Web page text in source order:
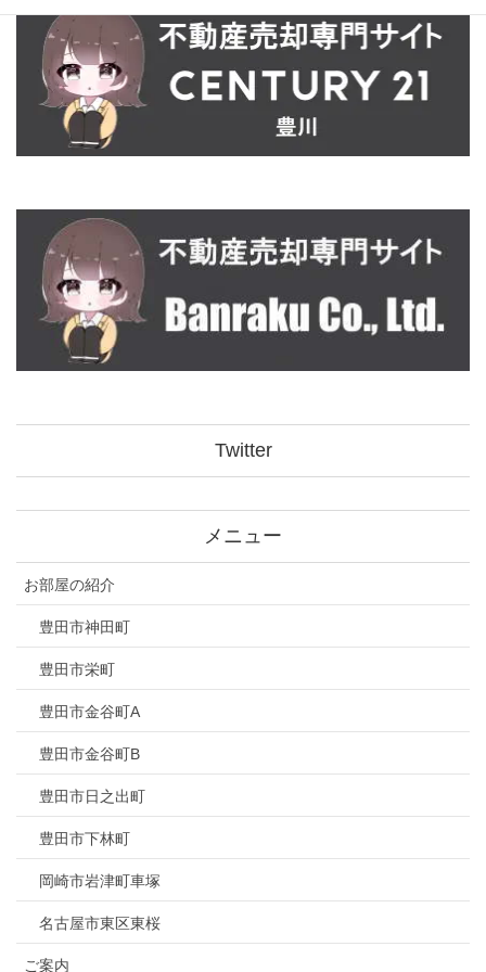
Twitter
メニュー
お部屋の紹介
豊田市神田町
豊田市栄町
豊田市金谷町A
豊田市金谷町B
豊田市日之出町
豊田市下林町
岡崎市岩津町車塚
名古屋市東区東桜
ご案内